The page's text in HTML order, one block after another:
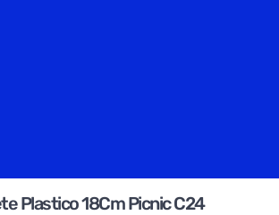
Plastico 18Cm Picnic C24